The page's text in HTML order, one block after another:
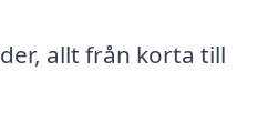
allt från korta till